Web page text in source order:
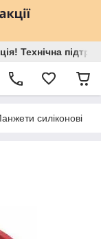
Технічна
силіконові